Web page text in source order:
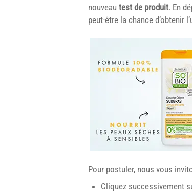
nouveau test de produit. En
peut-être la chance d’obtenir
Pour postuler, nous vous
Cliquez successivement